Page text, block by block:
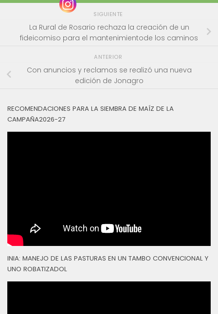
SIGUIENTE
La Rural de Rosario rechaza la creación de un
fideicomiso para el mantenimientode los caminos
ANTERIOR
Con anuncios y reclamos se realizó una nueva
edición de Jonagro
RECOMENDACIONES PARA LA SIEMBRA DE MAÍZ DE LA
CAMPAÑA2026-27
INIA: MANEJO DE LAS PASTURAS EN UN TAMBO CONVENCIONAL Y
UNO ROBATIZADOL